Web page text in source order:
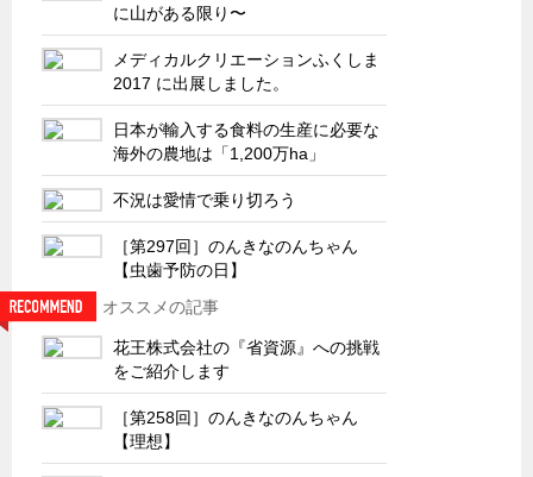
二次電池関連
EV・PHEV充電器関連
再生可能エネルギー
農業関連
半導体製造装置関連
共同溝・無電柱化関連
サーバーラック・エンクロジャー
特装車・バス・トラック関連
フリーザー・フードマシナリー関連
自動販売機・自動改札機関連
鉄道車両・駅舎関連
CATEGORY 連載
に山がある限り〜
メディカルクリエーションふくしま
2017 に出展しました。
日本が輸入する食料の生産に必要な
海外の農地は「1,200万ha」
不況は愛情で乗り切ろう
［第297回］のんきなのんちゃん
【虫歯予防の日】
オススメの記事
花王株式会社の『省資源』への挑戦
をご紹介します
［第258回］のんきなのんちゃん
【理想】